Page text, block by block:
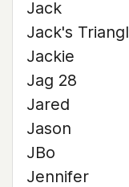
Jack
Jack's
Jackie
Jag 28
Jared
Jason
JBo
Jennifer